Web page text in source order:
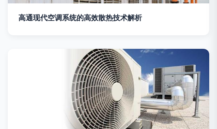
高通现代空调系统的高效散热技术解析